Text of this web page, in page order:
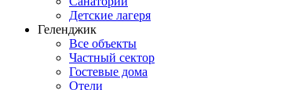
Детские лагеря
Геленджик
Все объекты
Частный сектор
Гостевые дома
Отели